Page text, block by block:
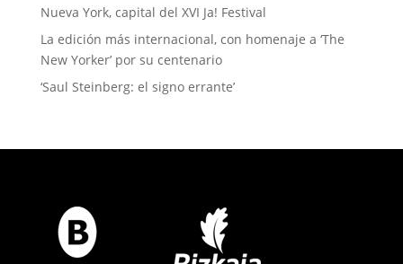
Nueva York, capital del XVI Ja! Festival
La edición más internacional, con homenaje a ‘The
New Yorker’ por su centenario
‘Saul Steinberg: el signo errante’